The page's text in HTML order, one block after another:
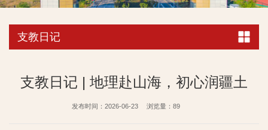
支教日记
支教日记 | 地理赴山海，初心润疆土
发布时间：2026-06-23 浏览量： 89